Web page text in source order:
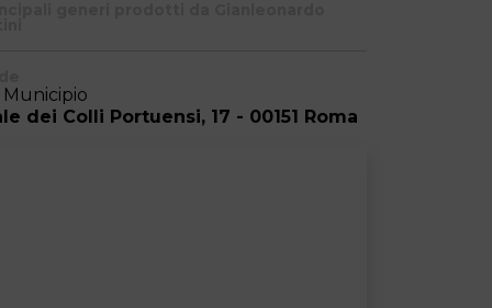
Municipio
dei Colli Portuensi, 17 - 00151 Roma